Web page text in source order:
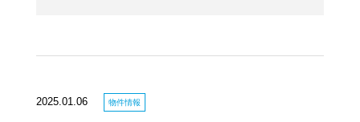
2025.01.06 物件情報